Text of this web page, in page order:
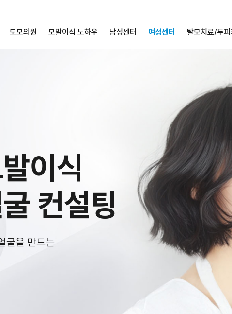
모모의원 모발이식 노하우 남성센터 여성센터 탈모치료/두피
이식
컨설팅
굴을 만드는